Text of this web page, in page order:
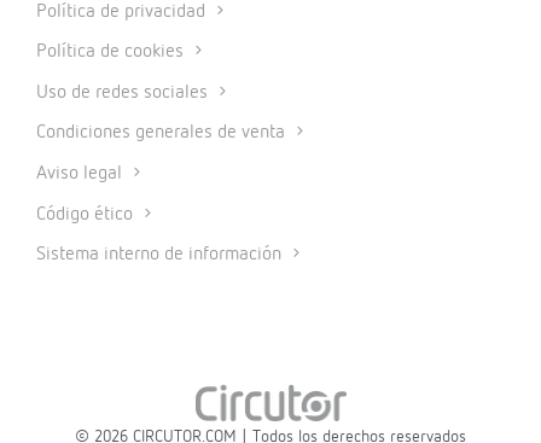
Política de privacidad
Política de cookies
Uso de redes sociales
Condiciones generales de venta
Aviso legal
Código ético
Sistema interno de información
© 2026 CIRCUTOR.COM | Todos los derechos reservados